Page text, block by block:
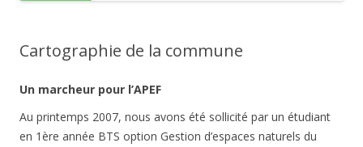
Cartographie de la commune
Un marcheur pour l’APEF
Au printemps 2007, nous avons été sollicité par un étudiant
en 1ère année BTS option Gestion d’espaces naturels du